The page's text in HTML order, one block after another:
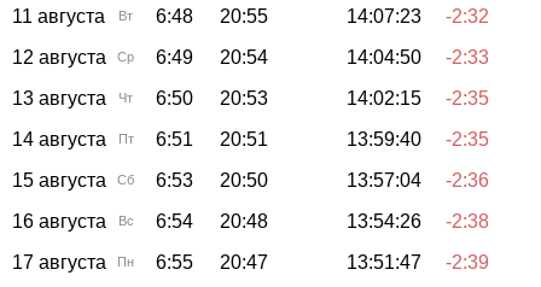
11 августа
Вт 6:48 20:55 14:07:23
-2:32
12 августа
Ср 6:49 20:54 14:04:50
-2:33
13 августа
Чт 6:50 20:53 14:02:15
-2:35
14 августа
Пт 6:51 20:51 13:59:40
-2:35
15 августа
Сб 6:53 20:50 13:57:04
-2:36
16 августа
Вс 6:54 20:48 13:54:26
-2:38
17 августа
Пн 6:55 20:47 13:51:47
-2:39